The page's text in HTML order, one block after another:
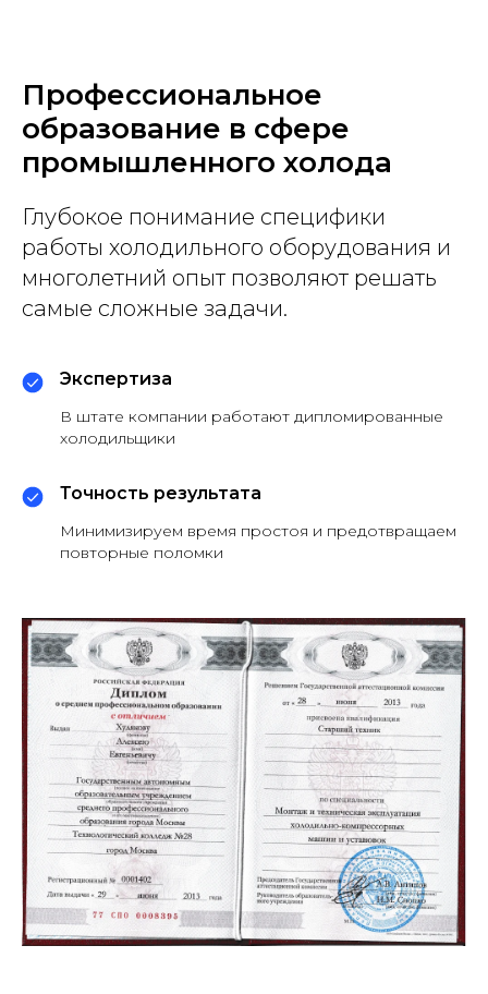
Профессиональное
образование в сфере
промышленного холода
Глубокое понимание специфики
работы холодильного оборудования и
многолетний опыт позволяют решать
самые сложные задачи.
Экспертиза
В штате компании работают дипломированные
холодильщики
Точность результата
Минимизируем время простоя и предотвращаем
повторные поломки